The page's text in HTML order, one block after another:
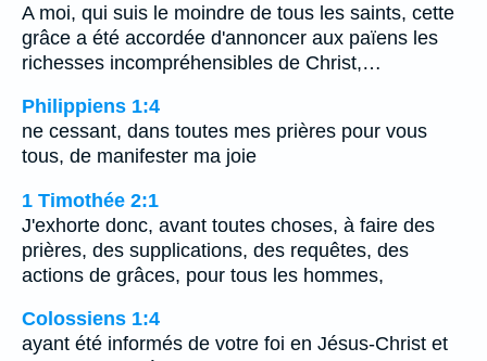
A moi, qui suis le moindre de tous les saints, cette
grâce a été accordée d'annoncer aux païens les
richesses incompréhensibles de Christ,…
Philippiens 1:4
ne cessant, dans toutes mes prières pour vous
tous, de manifester ma joie
1 Timothée 2:1
J'exhorte donc, avant toutes choses, à faire des
prières, des supplications, des requêtes, des
actions de grâces, pour tous les hommes,
Colossiens 1:4
ayant été informés de votre foi en Jésus-Christ et